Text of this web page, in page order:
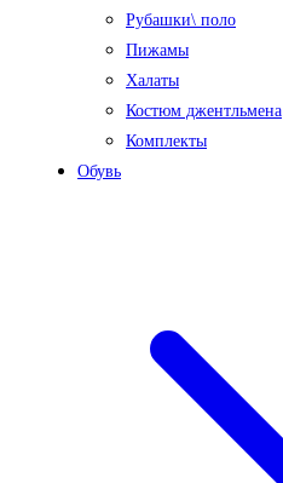
Рубашки\ поло
Пижамы
Халаты
Костюм джентльмена
Комплекты
Обувь